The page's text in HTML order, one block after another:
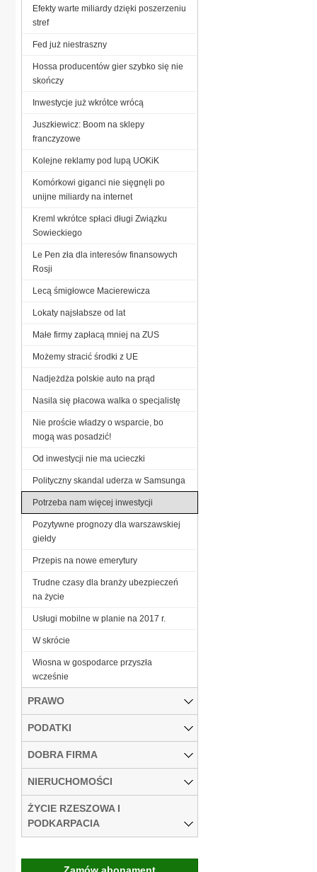
Efekty warte miliardy dzięki poszerzeniu
stref
Fed już niestraszny
Hossa producentów gier szybko się nie
skończy
Inwestycje już wkrótce wrócą
Juszkiewicz: Boom na sklepy
franczyzowe
Kolejne reklamy pod lupą UOKiK
Komórkowi giganci nie sięgnęli po
unijne miliardy na internet
Kreml wkrótce spłaci długi Związku
Sowieckiego
Le Pen zła dla interesów finansowych
Rosji
Lecą śmigłowce Macierewicza
Lokaty najsłabsze od lat
Małe firmy zapłacą mniej na ZUS
Możemy stracić środki z UE
Nadjeżdża polskie auto na prąd
Nasila się płacowa walka o specjalistę
Nie proście władzy o wsparcie, bo
mogą was posadzić!
Od inwestycji nie ma ucieczki
Polityczny skandal uderza w Samsunga
Potrzeba nam więcej inwestycji
Pozytywne prognozy dla warszawskiej
giełdy
Przepis na nowe emerytury
Trudne czasy dla branży ubezpieczeń
na życie
Usługi mobilne w planie na 2017 r.
W skrócie
Wiosna w gospodarce przyszła
wcześnie
PRAWO
PODATKI
DOBRA FIRMA
NIERUCHOMOŚCI
ŻYCIE RZESZOWA I
PODKARPACIA
Zamów abonament